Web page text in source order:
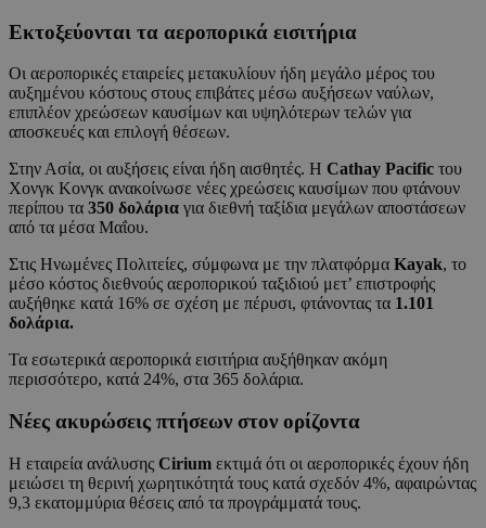
Εκτοξεύονται τα αεροπορικά εισιτήρια
Οι αεροπορικές εταιρείες μετακυλίουν ήδη μεγάλο μέρος του
αυξημένου κόστους στους επιβάτες μέσω αυξήσεων ναύλων,
επιπλέον χρεώσεων καυσίμων και υψηλότερων τελών για
αποσκευές και επιλογή θέσεων.
Στην Ασία, οι αυξήσεις είναι ήδη αισθητές. Η Cathay Pacific του
Χονγκ Κονγκ ανακοίνωσε νέες χρεώσεις καυσίμων που φτάνουν
περίπου τα 350 δολάρια για διεθνή ταξίδια μεγάλων αποστάσεων
από τα μέσα Μαΐου.
Στις Ηνωμένες Πολιτείες, σύμφωνα με την πλατφόρμα Kayak, το
μέσο κόστος διεθνούς αεροπορικού ταξιδιού μετ’ επιστροφής
αυξήθηκε κατά 16% σε σχέση με πέρυσι, φτάνοντας τα 1.101
δολάρια.
Τα εσωτερικά αεροπορικά εισιτήρια αυξήθηκαν ακόμη
περισσότερο, κατά 24%, στα 365 δολάρια.
Νέες ακυρώσεις πτήσεων στον ορίζοντα
Η εταιρεία ανάλυσης Cirium εκτιμά ότι οι αεροπορικές έχουν ήδη
μειώσει τη θερινή χωρητικότητά τους κατά σχεδόν 4%, αφαιρώντας
9,3 εκατομμύρια θέσεις από τα προγράμματά τους.